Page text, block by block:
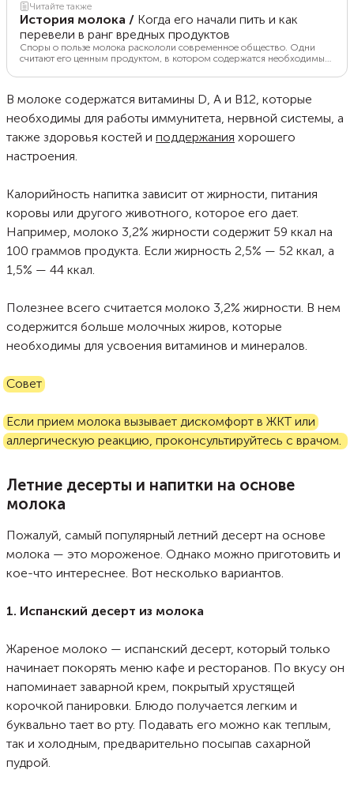
Читайте также
История молока / Когда его начали пить и как
перевели в ранг вредных продуктов
Споры о пользе молока раскололи современное общество. Одни
считают его ценным продуктом, в котором содержатся необходимые
другие видят в нем потенциальную опасность из-за лактозы и казеина.
когда все началось и как менялось отношение к молоку расскажет
Food.ru.
В молоке содержатся витамины D, А и В12, которые
необходимы для работы иммунитета, нервной системы, а
также здоровья костей и поддержания хорошего
настроения.
Калорийность напитка зависит от жирности, питания
коровы или другого животного, которое его дает.
Например, молоко 3,2% жирности содержит 59 ккал на
100 граммов продукта. Если жирность 2,5% — 52 ккал, а
1,5% — 44 ккал.
Полезнее всего считается молоко 3,2% жирности. В нем
содержится больше молочных жиров, которые
необходимы для усвоения витаминов и минералов.
Совет
Если прием молока вызывает дискомфорт в ЖКТ или
аллергическую реакцию, проконсультируйтесь с врачом.
Летние десерты и напитки на основе
молока
Пожалуй, самый популярный летний десерт на основе
молока — это мороженое. Однако можно приготовить и
кое-что интереснее. Вот несколько вариантов.
1. Испанский десерт из молока
Жареное молоко — испанский десерт, который только
начинает покорять меню кафе и ресторанов. По вкусу он
напоминает заварной крем, покрытый хрустящей
корочкой панировки. Блюдо получается легким и
буквально тает во рту. Подавать его можно как теплым,
так и холодным, предварительно посыпав сахарной
пудрой.